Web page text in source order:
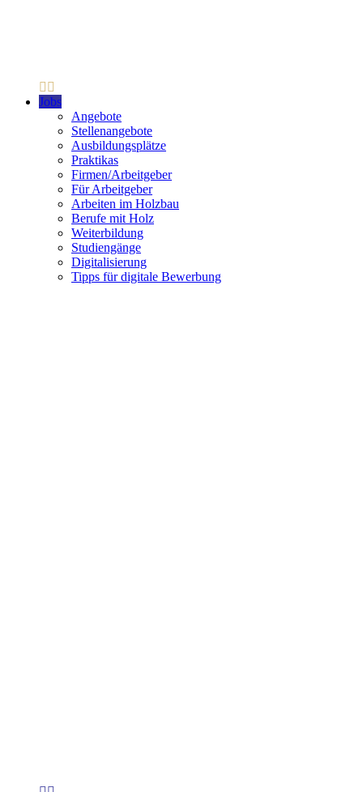
Jobs
Angebote
Stellenangebote
Ausbildungsplätze
Praktikas
Firmen/Arbeitgeber
Für Arbeitgeber
Arbeiten im Holzbau
Berufe mit Holz
Weiterbildung
Studiengänge
Digitalisierung
Tipps für digitale Bewerbung